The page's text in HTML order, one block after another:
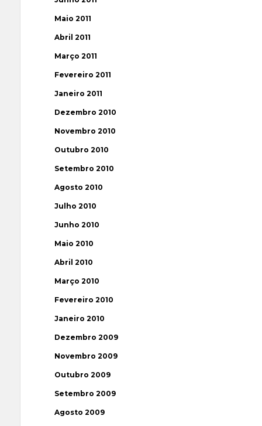
Maio 2011
Abril 2011
Março 2011
Fevereiro 2011
Janeiro 2011
Dezembro 2010
Novembro 2010
Outubro 2010
Setembro 2010
Agosto 2010
Julho 2010
Junho 2010
Maio 2010
Abril 2010
Março 2010
Fevereiro 2010
Janeiro 2010
Dezembro 2009
Novembro 2009
Outubro 2009
Setembro 2009
Agosto 2009